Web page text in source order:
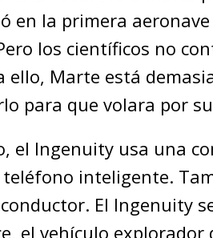
en la primera
los científicos no
ello, Marte está
para que volara por
el Ingenuity usa una
inteligente.
El Ingenuity
el vehículo